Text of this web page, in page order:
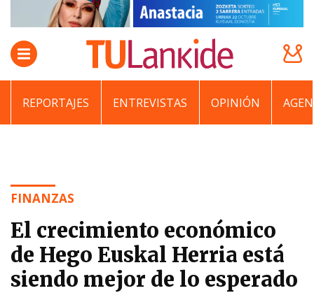
REPORTAJES ENTREVISTAS OPINIÓN
FINANZAS
El crecimiento económico
de Hego Euskal Herria está
siendo mejor de lo esperado